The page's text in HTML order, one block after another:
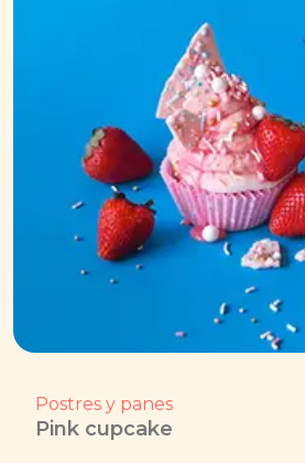
Postres y panes
Pink cupcake